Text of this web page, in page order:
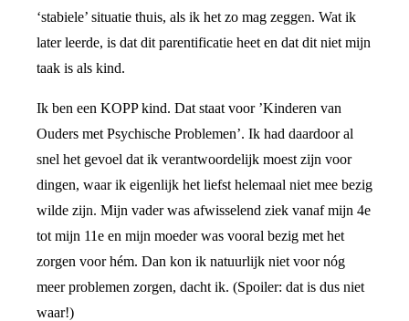
‘stabiele’ situatie thuis, als ik het zo mag zeggen. Wat ik
later leerde, is dat dit parentificatie heet en dat dit niet mijn
taak is als kind.
Ik ben een KOPP kind. Dat staat voor ’Kinderen van
Ouders met Psychische Problemen’. Ik had daardoor al
snel het gevoel dat ik verantwoordelijk moest zijn voor
dingen, waar ik eigenlijk het liefst helemaal niet mee bezig
wilde zijn. Mijn vader was afwisselend ziek vanaf mijn 4e
tot mijn 11e en mijn moeder was vooral bezig met het
zorgen voor hém. Dan kon ik natuurlijk niet voor nóg
meer problemen zorgen, dacht ik. (Spoiler: dat is dus niet
waar!)